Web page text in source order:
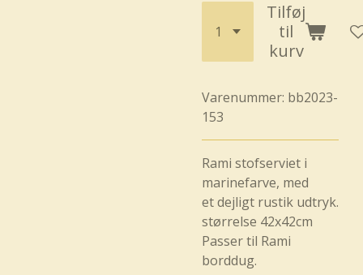
Tilføj
til
kurv
Varenummer: bb2023-
153
Rami stofserviet i
marinefarve, med
et dejligt rustik udtryk.
størrelse 42x42cm
Passer til Rami
borddug.